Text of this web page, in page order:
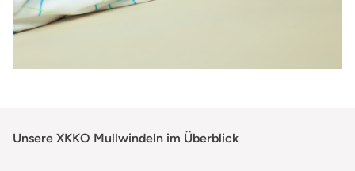
Unsere XKKO Mullwindeln im Überblick